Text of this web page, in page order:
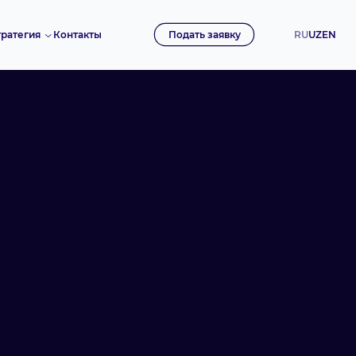
Контакты Подать заявку RUUZEN